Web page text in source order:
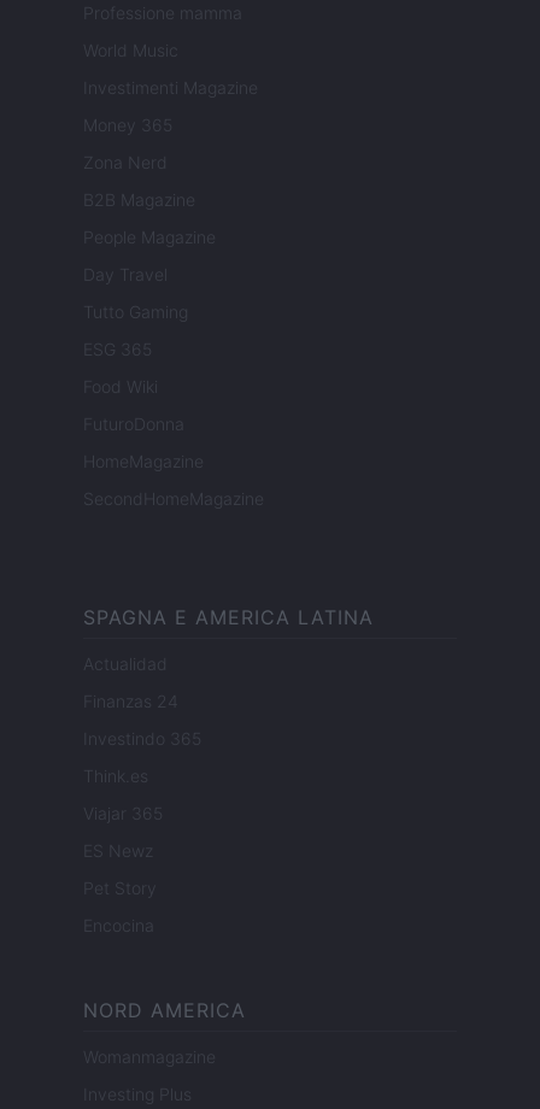
Professione mamma
World Music
Investimenti Magazine
Money 365
Zona Nerd
B2B Magazine
People Magazine
Day Travel
Tutto Gaming
ESG 365
Food Wiki
FuturoDonna
HomeMagazine
SecondHomeMagazine
SPAGNA E AMERICA LATINA
Actualidad
Finanzas 24
Investindo 365
Think.es
Viajar 365
ES Newz
Pet Story
Encocina
NORD AMERICA
Womanmagazine
Investing Plus